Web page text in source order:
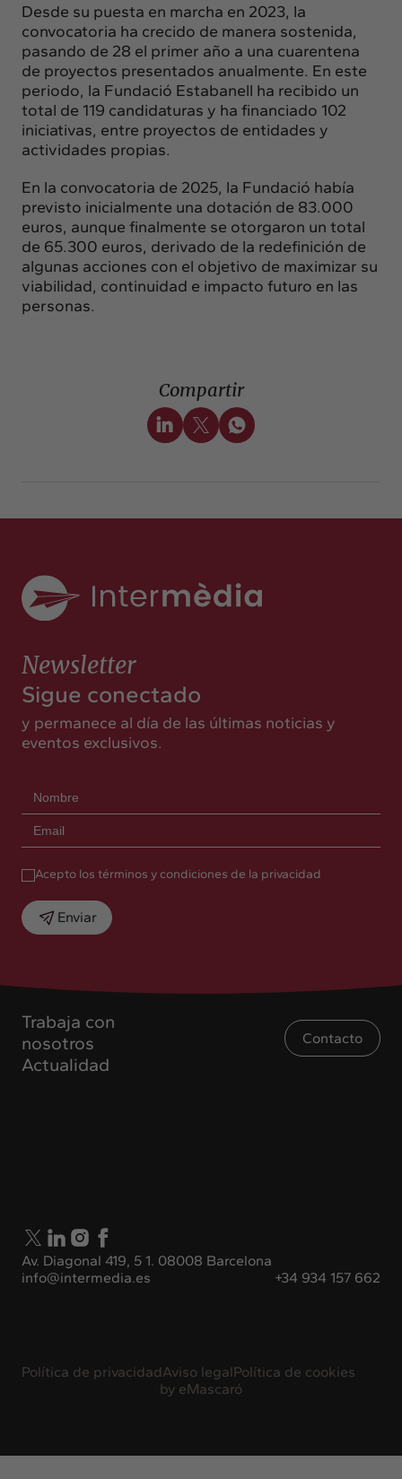
Desde su puesta en marcha en 2023, la
convocatoria ha crecido de manera sostenida,
pasando de 28 el primer año a una cuarentena
de proyectos presentados anualmente. En este
periodo, la Fundació Estabanell ha recibido un
total de 119 candidaturas y ha financiado 102
iniciativas, entre proyectos de entidades y
actividades propias.
En la convocatoria de 2025, la Fundació había
previsto inicialmente una dotación de 83.000
euros, aunque finalmente se otorgaron un total
de 65.300 euros, derivado de la redefinición de
algunas acciones con el objetivo de maximizar su
viabilidad, continuidad e impacto futuro en las
personas.
Compartir
Trabaja con
nosotros
Actualidad
Contacto
Av. Diagonal 419, 5 1. 08008 Barcelona
info@intermedia.es
+34 934 157 662
Newsletter
Sigue conectado
y permanece al día de las últimas noticias y
eventos exclusivos.
Acepto los términos y condiciones de la privacidad
Enviar
Política de privacidadAviso legalPolítica de cookies
by eMascaró